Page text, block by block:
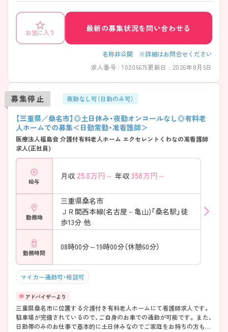
ご連絡ください！
お気に入り
最新の募集状況を問い合わせる
名称非公開 ※詳細はお問合せください
求人番号 : 10205675更新日 : 2026年8月5日
募集停止 夜勤なし可（日勤のみ可）
【三重県／桑名市】◎土日休み・夜勤オンコールなし◎有料老
人ホームでの募集＜日勤常勤・准看護師＞
医療法人福島会 介護付有料老人ホーム エクセレントくわなの准看護師
求人(正社員)
給与
月収 25.0万円～ 年収 358万円～
勤務地
三重県桑名市
ＪＲ関西本線(名古屋－亀山)「桑名駅」徒
歩13分 他
勤務時間
08時00分～19時00分（休憩60分）
マイカー通勤可・相談可
三重県桑名市に位置する介護付き有料老人ホームにて看護師求人です。
駐車場が完備されているので、ご自身のお車での通勤が可能です。 また、
日勤帯のみのお仕事で基本的に土日休みなのでご家庭をお持ちの方も働